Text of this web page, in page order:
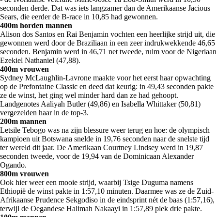
seconden derde. Dat was iets langzamer dan de Amerikaanse Jacious
Sears, die eerder de B-race in 10,85 had gewonnen.
400m horden mannen
Alison dos Santos en Rai Benjamin vochten een heerlijke strijd uit, die
gewonnen werd door de Braziliaan in een zeer indrukwekkende 46,65
seconden. Benjamin werd in 46,71 net tweede, ruim voor de Nigeriaan
Ezekiel Nathaniel (47,88).
400m vrouwen
Sydney McLaughlin-Lavrone maakte voor het eerst haar opwachting
op de Prefontaine Classic en deed dat keurig: in 49,43 seconden pakte
ze de winst, het ging wel minder hard dan ze had gehoopt.
Landgenotes Aaliyah Butler (49,86) en Isabella Whittaker (50,81)
vergezelden haar in de top-3.
200m mannen
Letsile Tebogo was na zijn blessure weer terug en hoe: de olympisch
kampioen uit Botswana snelde in 19,76 seconden naar de snelste tijd
ter wereld dit jaar. De Amerikaan Courtney Lindsey werd in 19,87
seconden tweede, voor de 19,94 van de Dominicaan Alexander
Ogando.
800m vrouwen
Ook hier weer een mooie strijd, waarbij Tsige Duguma namens
Ethiopië de winst pakte in 1:57,10 minuten. Daarmee was ze de Zuid-
Afrikaanse Prudence Sekgodiso in de eindsprint nét de baas (1:57,16),
terwijl de Oegandese Halimah Nakaayi in 1:57,89 plek drie pakte.